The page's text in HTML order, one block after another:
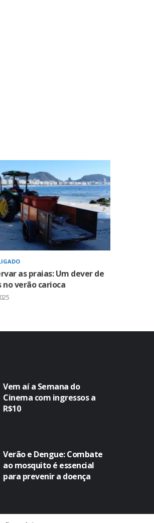
as praias: Um dever de
no verão carioca
Vem aí a Semana do
Cinema com ingressos a
R$10
Verão e Dengue: Combate
ao mosquito é essencial
para prevenir a doença